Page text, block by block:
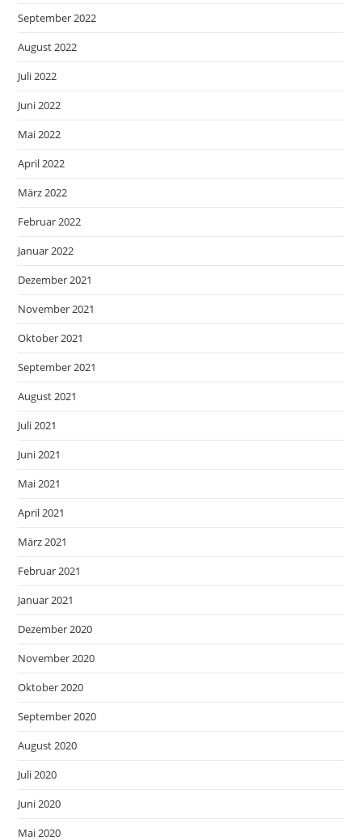
September 2022
August 2022
Juli 2022
Juni 2022
Mai 2022
April 2022
März 2022
Februar 2022
Januar 2022
Dezember 2021
November 2021
Oktober 2021
September 2021
August 2021
Juli 2021
Juni 2021
Mai 2021
April 2021
März 2021
Februar 2021
Januar 2021
Dezember 2020
November 2020
Oktober 2020
September 2020
August 2020
Juli 2020
Juni 2020
Mai 2020